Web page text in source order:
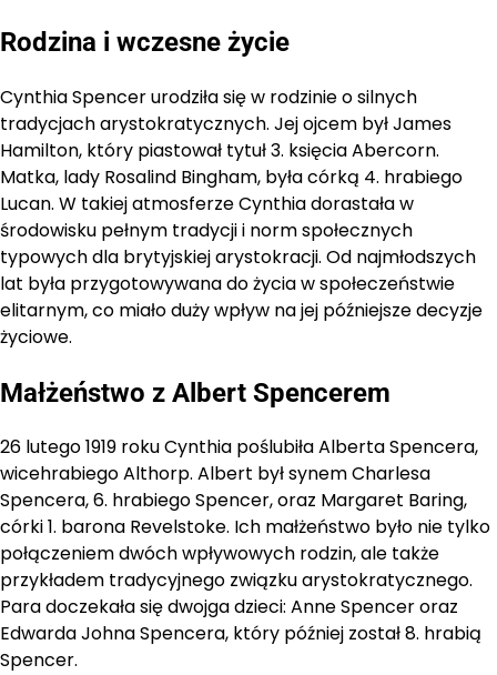
Rodzina i wczesne życie
Cynthia Spencer urodziła się w rodzinie o silnych
tradycjach arystokratycznych. Jej ojcem był James
Hamilton, który piastował tytuł 3. księcia Abercorn.
Matka, lady Rosalind Bingham, była córką 4. hrabiego
Lucan. W takiej atmosferze Cynthia dorastała w
środowisku pełnym tradycji i norm społecznych
typowych dla brytyjskiej arystokracji. Od najmłodszych
lat była przygotowywana do życia w społeczeństwie
elitarnym, co miało duży wpływ na jej późniejsze decyzje
życiowe.
Małżeństwo z Albert Spencerem
26 lutego 1919 roku Cynthia poślubiła Alberta Spencera,
wicehrabiego Althorp. Albert był synem Charlesa
Spencera, 6. hrabiego Spencer, oraz Margaret Baring,
córki 1. barona Revelstoke. Ich małżeństwo było nie tylko
połączeniem dwóch wpływowych rodzin, ale także
przykładem tradycyjnego związku arystokratycznego.
Para doczekała się dwojga dzieci: Anne Spencer oraz
Edwarda Johna Spencera, który później został 8. hrabią
Spencer.